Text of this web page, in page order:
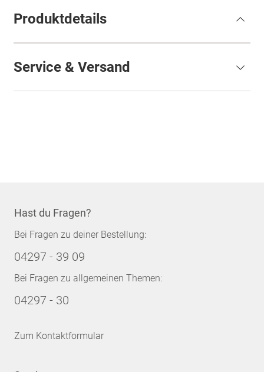
Produktdetails
Service & Versand
Hast du Fragen?
Bei Fragen zu deiner Bestellung:
04297 - 39 09
Bei Fragen zu allgemeinen Themen:
04297 - 30
Zum Kontaktformular